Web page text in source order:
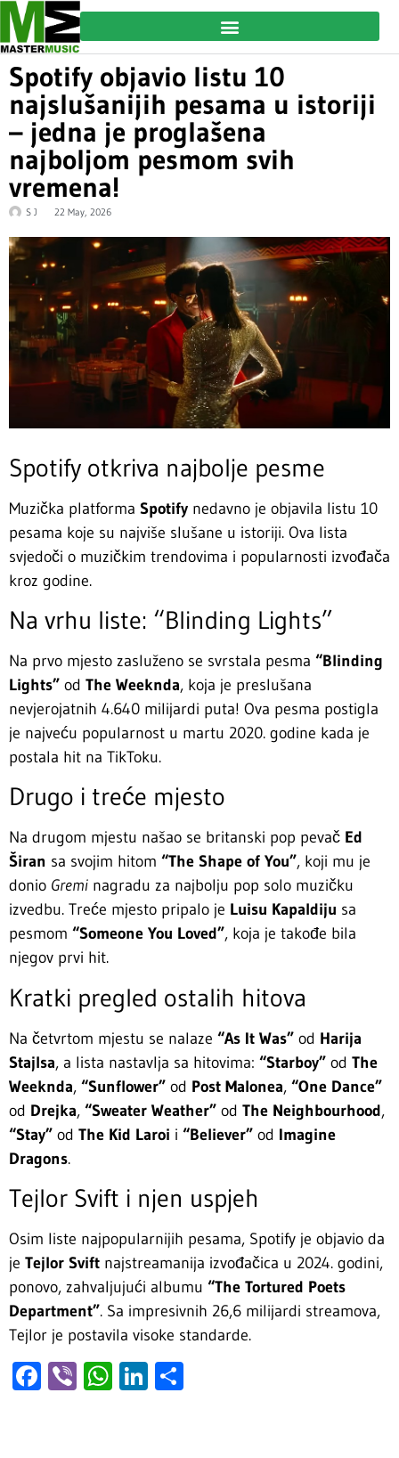
Spotify objavio listu 10
najslušanijih pesama u istoriji
– jedna je proglašena
najboljom pesmom svih
vremena!
S J 22 May, 2026
Spotify otkriva najbolje pesme
Muzička platforma Spotify nedavno je objavila listu 10
pesama koje su najviše slušane u istoriji. Ova lista
svjedoči o muzičkim trendovima i popularnosti izvođača
kroz godine.
Na vrhu liste: “Blinding Lights”
Na prvo mjesto zasluženo se svrstala pesma “Blinding
Lights” od The Weeknda, koja je preslušana
nevjerojatnih 4.640 milijardi puta! Ova pesma postigla
je najveću popularnost u martu 2020. godine kada je
postala hit na TikToku.
Drugo i treće mjesto
Na drugom mjestu našao se britanski pop pevač Ed
Širan sa svojim hitom “The Shape of You”, koji mu je
donio Gremi nagradu za najbolju pop solo muzičku
izvedbu. Treće mjesto pripalo je Luisu Kapaldiju sa
pesmom “Someone You Loved”, koja je takođe bila
njegov prvi hit.
Kratki pregled ostalih hitova
Na četvrtom mjestu se nalaze “As It Was” od Harija
Stajlsa, a lista nastavlja sa hitovima: “Starboy” od The
Weeknda, “Sunflower” od Post Malonea, “One Dance”
od Drejka, “Sweater Weather” od The Neighbourhood,
“Stay” od The Kid Laroi i “Believer” od Imagine
Dragons.
Tejlor Svift i njen uspjeh
Osim liste najpopularnijih pesama, Spotify je objavio da
je Tejlor Svift najstreamanija izvođačica u 2024. godini,
ponovo, zahvaljujući albumu “The Tortured Poets
Department”. Sa impresivnih 26,6 milijardi streamova,
Tejlor je postavila visoke standarde.
Facebook
ViberWhatsApp
LinkedIn